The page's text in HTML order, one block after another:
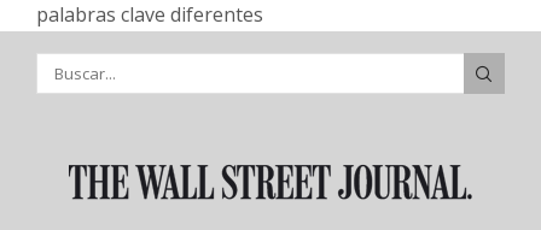
palabras clave diferentes
BUSCAR